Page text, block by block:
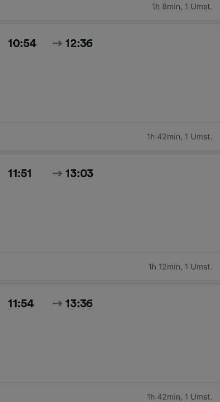
1h 8min, 1 Umst.
10:54 12:36
1h 42min, 1 Umst.
11:51 13:03
1h 12min, 1 Umst.
11:54 13:36
1h 42min, 1 Umst.